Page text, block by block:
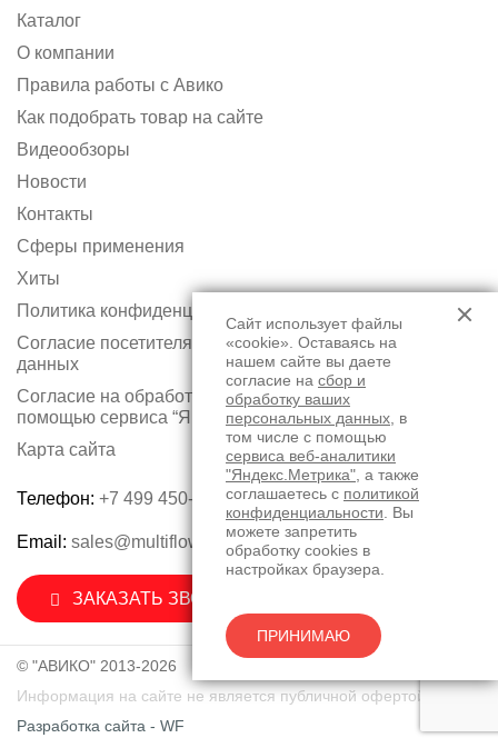
Каталог
О компании
Правила работы с Авико
Как подобрать товар на сайте
Видеообзоры
Новости
Контакты
Сферы применения
Хиты
Политика конфиденциальности
Согласие посетителя сайта на обработку персональных
данных
Согласие на обработку персональных данных с
помощью сервиса “Яндекс.Метрика”
Карта сайта
Телефон: +7 499 450-75-50
Email: sales@multiflow.ru
ЗАКАЗАТЬ ЗВОНОК
© "АВИКО" 2013-2026
Информация на сайте не является публичной офертой.
Разработка сайта - WF
Сайт использует файлы
«cookie». Оставаясь на
нашем сайте вы даете
согласие на сбор и
обработку ваших
персональных данных , в
том числе с помощью
сервиса веб-аналитики
"Яндекс.Метрика" , а также
соглашаетесь с политикой
конфиденциальности . Вы
можете запретить
обработку cookies в
настройках браузера.
ПРИНИМАЮ